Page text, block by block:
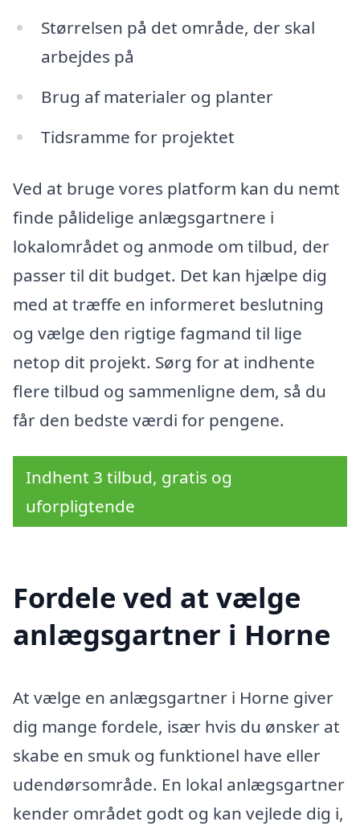
Størrelsen på det område, der skal
arbejdes på
Brug af materialer og planter
Tidsramme for projektet
Ved at bruge vores platform kan du nemt
finde pålidelige anlægsgartnere i
lokalområdet og anmode om tilbud, der
passer til dit budget. Det kan hjælpe dig
med at træffe en informeret beslutning
og vælge den rigtige fagmand til lige
netop dit projekt. Sørg for at indhente
flere tilbud og sammenligne dem, så du
får den bedste værdi for pengene.
Indhent 3 tilbud, gratis og
uforpligtende
Fordele ved at vælge
anlægsgartner i Horne
At vælge en anlægsgartner i Horne giver
dig mange fordele, især hvis du ønsker at
skabe en smuk og funktionel have eller
udendørsområde. En lokal anlægsgartner
kender området godt og kan vejlede dig i,